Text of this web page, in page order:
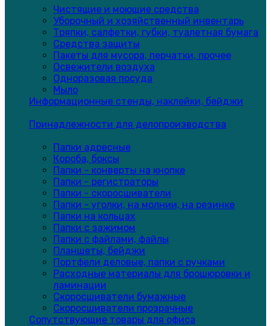
Чистящие и моющие средства
Уборочный и хозяйственный инвентарь
Тряпки, салфетки, губки, туалетная бумага
Средства защиты
Пакеты для мусора, перчатки, прочее
Освежители воздуха
Одноразовая посуда
Мыло
Информационные стенды, наклейки, бейджи
Принадлежности для делопроизводства
Папки адресные
Короба, боксы
Папки - конверты на кнопке
Папки - регистраторы
Папки - скоросшиватели
Папки - уголки, на молнии, на резинке
Папки на кольцах
Папки с зажимом
Папки с файлами, файлы
Планшеты, бейджи
Портфели деловые, папки с ручками
Расходные материалы для брошюровки и
ламинации
Скоросшиватели бумажные
Скоросшиватели прозрачные
Сопутствующие товары для офиса